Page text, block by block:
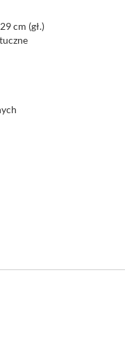
cm (gł.)